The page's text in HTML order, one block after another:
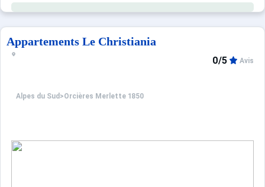
Appartements Le Christiania
Alpes du Sud >Orcières Merlette 1850
0/5 Avis